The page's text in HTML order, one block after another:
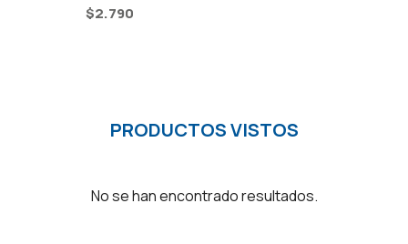
$2.790
PRODUCTOS VISTOS
No se han encontrado resultados.